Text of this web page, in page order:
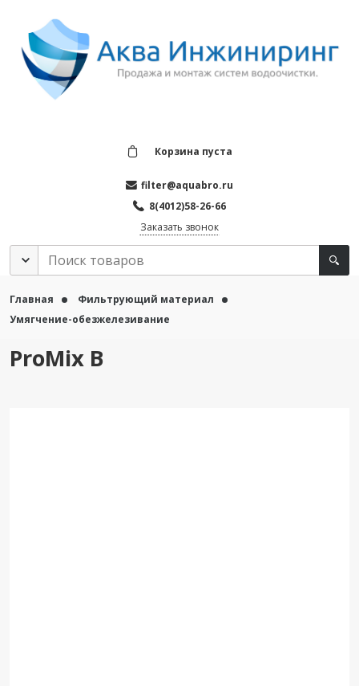
filter@aquabro.ru
8(4012)58-26-66
Заказать звонок
Корзина пуста
Главная
Фильтрующий материал
Умягчение-обезжелезивание
ProMix B